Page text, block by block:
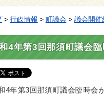
> 行政情報 > 町議会 > 議会開催
4年第3回那須町議会
4年第3回那須町議会臨時会